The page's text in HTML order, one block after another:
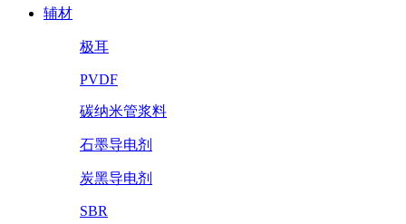
辅材
极耳
PVDF
碳纳米管浆料
石墨导电剂
炭黑导电剂
SBR